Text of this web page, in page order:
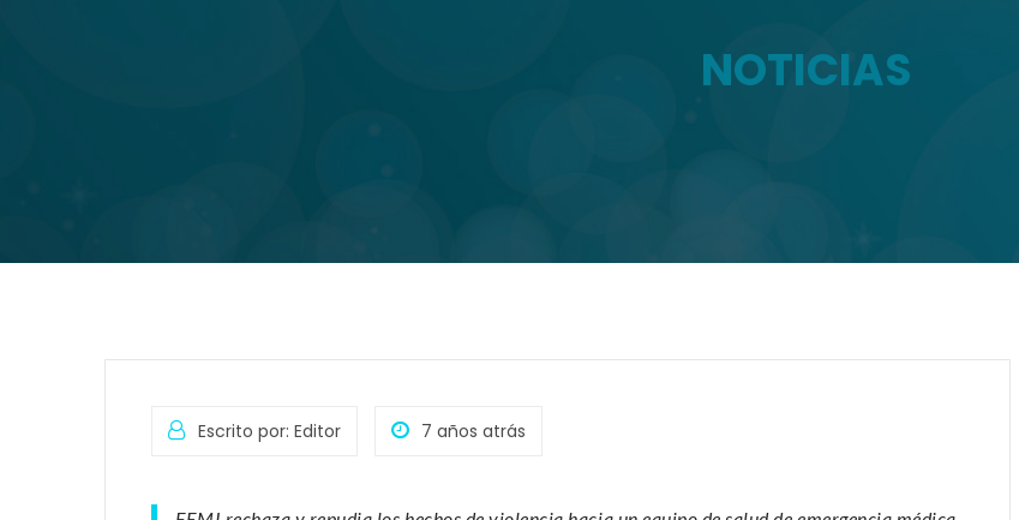
NOTICIAS
Escrito por: Editor 7 años atrás